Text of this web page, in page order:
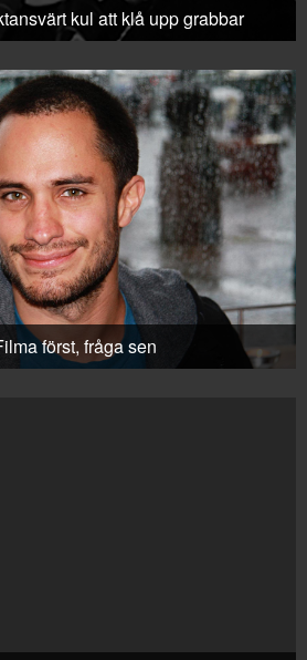
kul att klå upp grabbar
först, fråga sen